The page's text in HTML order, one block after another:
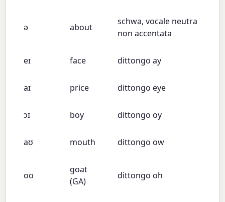
ə about
schwa, vocale neutra
non accentata
eɪ face dittongo ay
aɪ price dittongo eye
ɔɪ boy dittongo oy
aʊ mouth dittongo ow
oʊ
goat
(GA)
dittongo oh